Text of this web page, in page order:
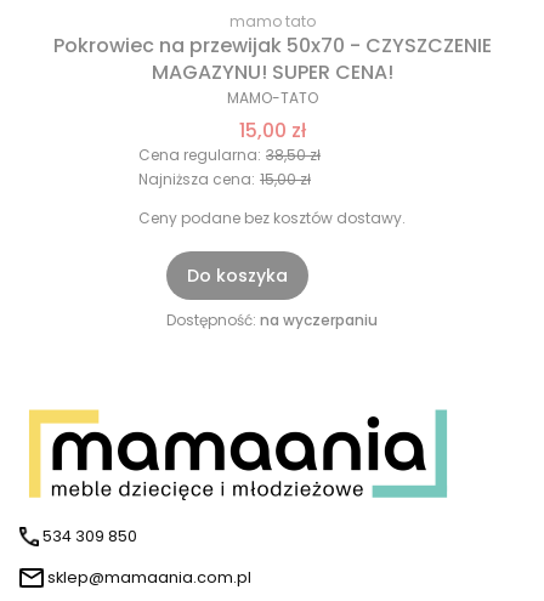
mamo tato
Pokrowiec na przewijak 50x70 - CZYSZCZENIE
MAGAZYNU! SUPER CENA!
MAMO-TATO
15,00 zł
Cena regularna: 38,50 zł
Najniższa cena: 15,00 zł
Ceny podane bez kosztów dostawy.
Do koszyka
Dostępność: na wyczerpaniu
534 309 850
sklep@mamaania.com.pl